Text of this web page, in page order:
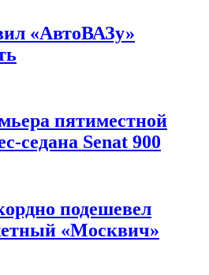
«АвтоВАЗу»
пятиместной
седана Senat 900
подешевел
«Москвич»